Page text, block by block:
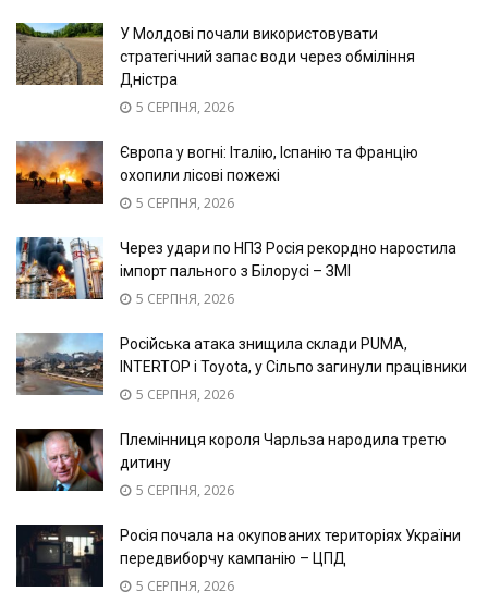
У Молдові почали використовувати
стратегічний запас води через обміління
Дністра
5 СЕРПНЯ, 2026
Європа у вогні: Італію, Іспанію та Францію
охопили лісові пожежі
5 СЕРПНЯ, 2026
Через удари по НПЗ Росія рекордно наростила
імпорт пального з Білорусі – ЗМІ
5 СЕРПНЯ, 2026
Російська атака знищила склади PUMA,
INTERTOP і Toyota, у Сільпо загинули працівники
5 СЕРПНЯ, 2026
Племінниця короля Чарльза народила третю
дитину
5 СЕРПНЯ, 2026
Росія почала на окупованих територіях України
передвиборчу кампанію – ЦПД
5 СЕРПНЯ, 2026